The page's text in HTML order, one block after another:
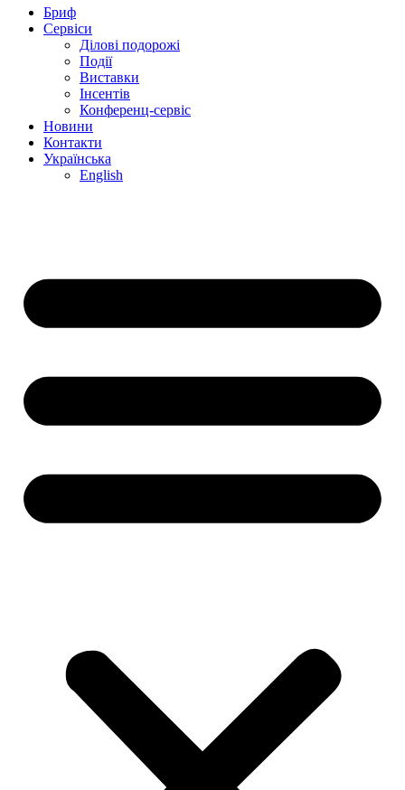
Бриф
Сервіси
Ділові подорожі
Події
Виставки
Інсентів
Конференц-сервіс
Новини
Контакти
Українська
English